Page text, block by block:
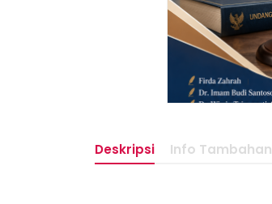
Deskripsi Info Tambahan